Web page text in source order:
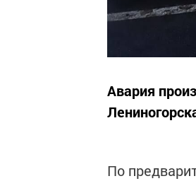
Авария
По